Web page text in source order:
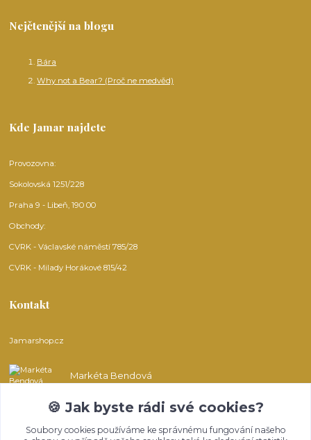
Nejčtenější na blogu
Bára
Why not a Bear? (Proč ne medvěd)
Kde Jamar najdete
Provozovna:
Sokolovská 1251/228
Praha 9 - Libeň, 190 00
Obchody:
CVRK - Václavské náměstí 785/28
CVRK - Milady Horákové 815/42
Kontakt
Jamarshop.cz
Markéta Bendová
info@jamarshop.cz
🍪 Jak byste rádi své cookies?
Soubory cookies používáme ke správnému fungování našeho